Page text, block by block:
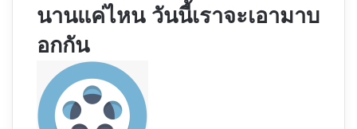
นานแค่ไหน วันนี้เราจะเอามาบ
อกกัน